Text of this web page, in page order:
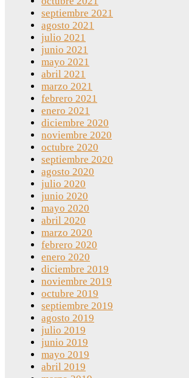
septiembre 2021
agosto 2021
julio 2021
junio 2021
mayo 2021
abril 2021
marzo 2021
febrero 2021
enero 2021
diciembre 2020
noviembre 2020
octubre 2020
septiembre 2020
agosto 2020
julio 2020
junio 2020
mayo 2020
abril 2020
marzo 2020
febrero 2020
enero 2020
diciembre 2019
noviembre 2019
octubre 2019
septiembre 2019
agosto 2019
julio 2019
junio 2019
mayo 2019
abril 2019